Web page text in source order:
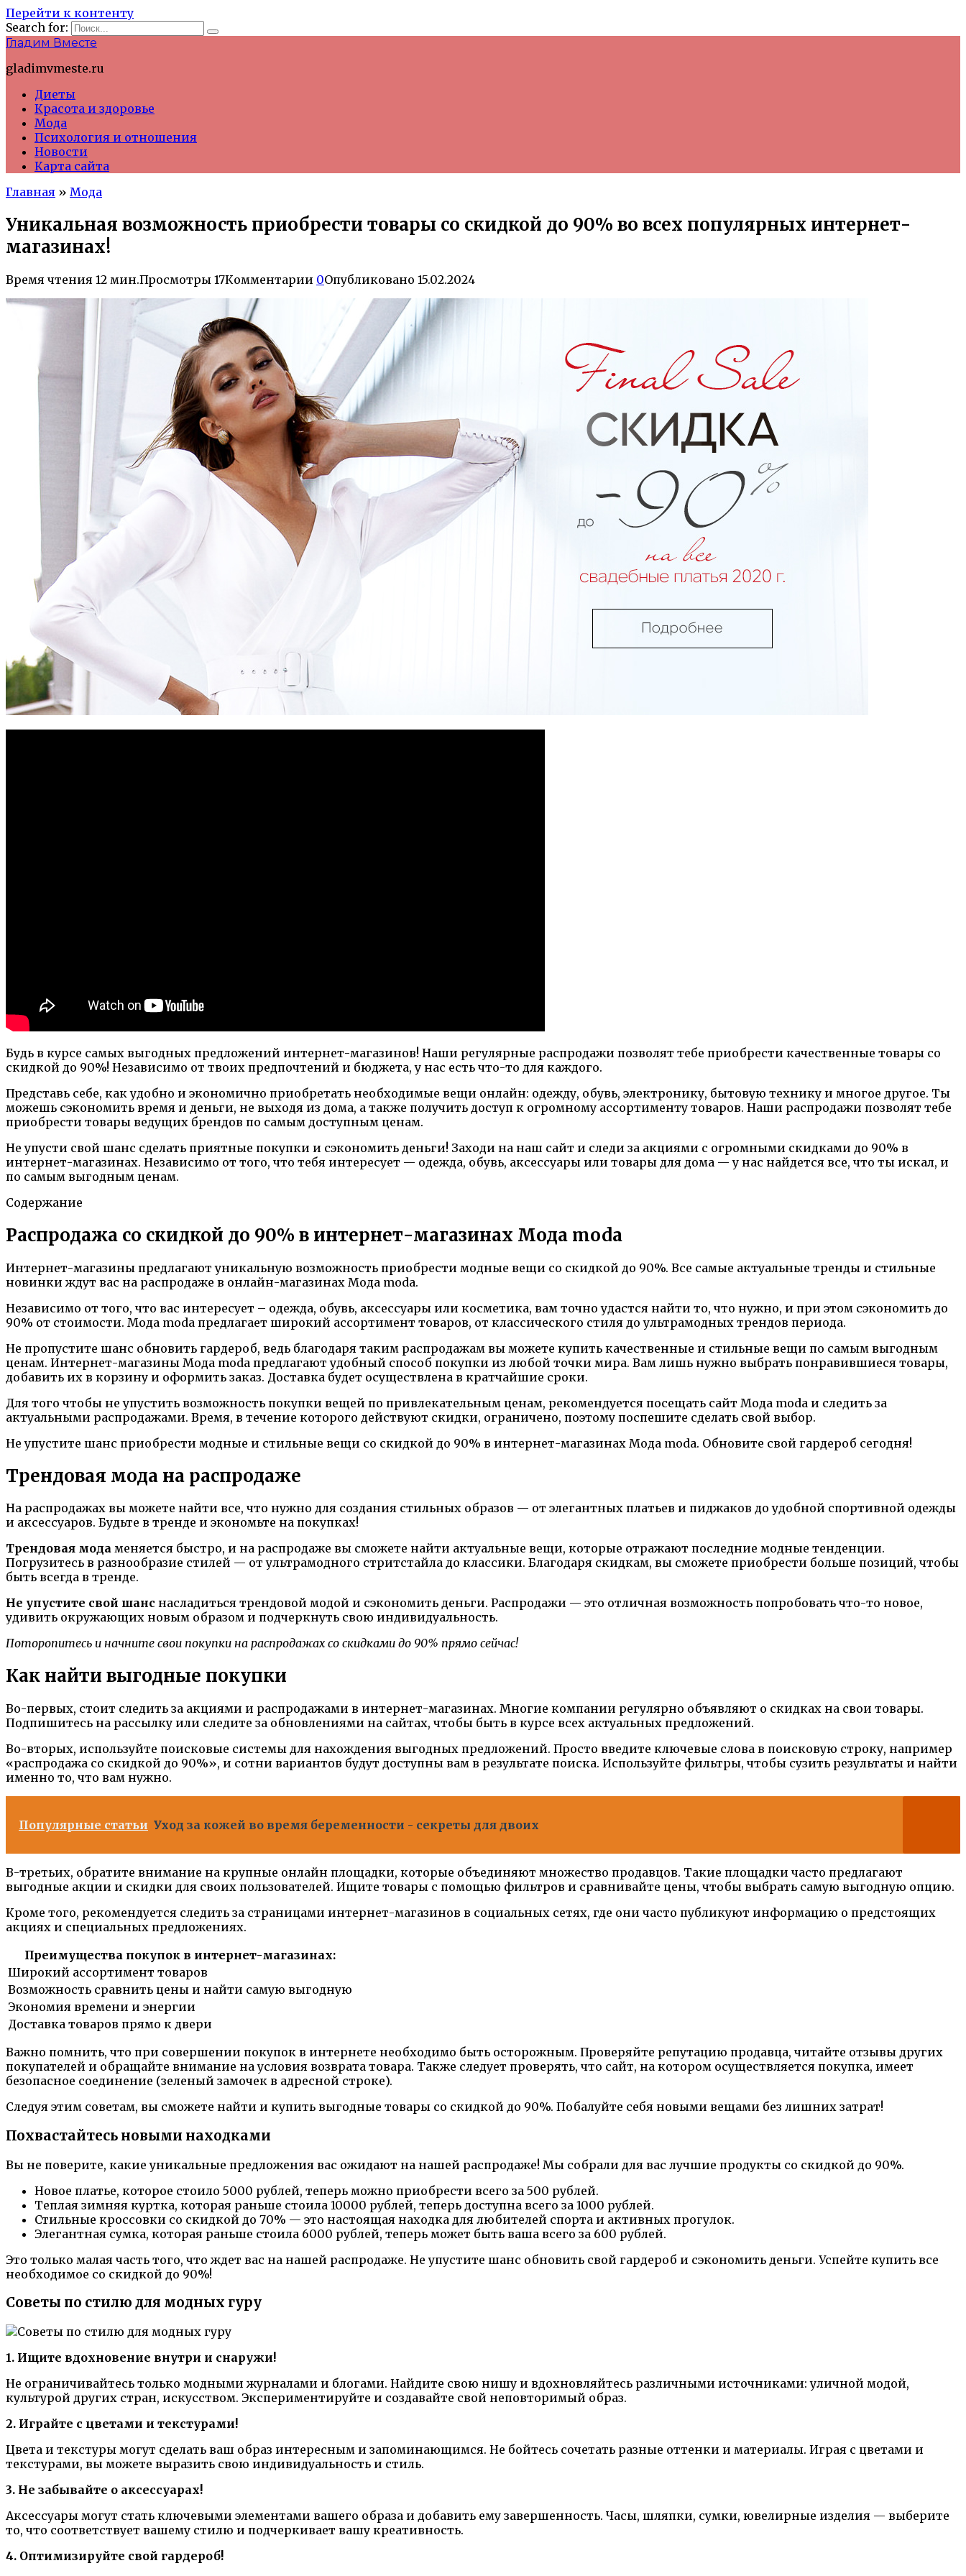
Перейти к контенту
Search for:
Гладим Вместе
gladimvmeste.ru
Диеты
Красота и здоровье
Мода
Психология и отношения
Новости
Карта сайта
Главная » Мода
Уникальная возможность приобрести товары со скидкой до 90% во всех популярных интернет-
магазинах!
Время чтения 12 мин.Просмотры 17Комментарии 0Опубликовано 15.02.2024
Будь в курсе самых выгодных предложений интернет-магазинов! Наши регулярные распродажи позволят тебе приобрести качественные товары со
скидкой до 90%! Независимо от твоих предпочтений и бюджета, у нас есть что-то для каждого.
Представь себе, как удобно и экономично приобретать необходимые вещи онлайн: одежду, обувь, электронику, бытовую технику и многое другое. Ты
можешь сэкономить время и деньги, не выходя из дома, а также получить доступ к огромному ассортименту товаров. Наши распродажи позволят тебе
приобрести товары ведущих брендов по самым доступным ценам.
Не упусти свой шанс сделать приятные покупки и сэкономить деньги! Заходи на наш сайт и следи за акциями с огромными скидками до 90% в
интернет-магазинах. Независимо от того, что тебя интересует — одежда, обувь, аксессуары или товары для дома — у нас найдется все, что ты искал, и
по самым выгодным ценам.
Содержание
Распродажа со скидкой до 90% в интернет-магазинах Мода moda
Интернет-магазины предлагают уникальную возможность приобрести модные вещи со скидкой до 90%. Все самые актуальные тренды и стильные
новинки ждут вас на распродаже в онлайн-магазинах Мода moda.
Независимо от того, что вас интересует – одежда, обувь, аксессуары или косметика, вам точно удастся найти то, что нужно, и при этом сэкономить до
90% от стоимости. Мода moda предлагает широкий ассортимент товаров, от классического стиля до ультрамодных трендов периода.
Не пропустите шанс обновить гардероб, ведь благодаря таким распродажам вы можете купить качественные и стильные вещи по самым выгодным
ценам. Интернет-магазины Мода moda предлагают удобный способ покупки из любой точки мира. Вам лишь нужно выбрать понравившиеся товары,
добавить их в корзину и оформить заказ. Доставка будет осуществлена в кратчайшие сроки.
Для того чтобы не упустить возможность покупки вещей по привлекательным ценам, рекомендуется посещать сайт Мода moda и следить за
актуальными распродажами. Время, в течение которого действуют скидки, ограничено, поэтому поспешите сделать свой выбор.
Не упустите шанс приобрести модные и стильные вещи со скидкой до 90% в интернет-магазинах Мода moda. Обновите свой гардероб сегодня!
Трендовая мода на распродаже
На распродажах вы можете найти все, что нужно для создания стильных образов — от элегантных платьев и пиджаков до удобной спортивной одежды
и аксессуаров. Будьте в тренде и экономьте на покупках!
Трендовая мода меняется быстро, и на распродаже вы сможете найти актуальные вещи, которые отражают последние модные тенденции.
Погрузитесь в разнообразие стилей — от ультрамодного стритстайла до классики. Благодаря скидкам, вы сможете приобрести больше позиций, чтобы
быть всегда в тренде.
Не упустите свой шанс насладиться трендовой модой и сэкономить деньги. Распродажи — это отличная возможность попробовать что-то новое,
удивить окружающих новым образом и подчеркнуть свою индивидуальность.
Поторопитесь и начните свои покупки на распродажах со скидками до 90% прямо сейчас!
Как найти выгодные покупки
Во-первых, стоит следить за акциями и распродажами в интернет-магазинах. Многие компании регулярно объявляют о скидках на свои товары.
Подпишитесь на рассылку или следите за обновлениями на сайтах, чтобы быть в курсе всех актуальных предложений.
Во-вторых, используйте поисковые системы для нахождения выгодных предложений. Просто введите ключевые слова в поисковую строку, например
«распродажа со скидкой до 90%», и сотни вариантов будут доступны вам в результате поиска. Используйте фильтры, чтобы сузить результаты и найти
именно то, что вам нужно.
Популярные статьи Уход за кожей во время беременности - секреты для двоих
В-третьих, обратите внимание на крупные онлайн площадки, которые объединяют множество продавцов. Такие площадки часто предлагают
выгодные акции и скидки для своих пользователей. Ищите товары с помощью фильтров и сравнивайте цены, чтобы выбрать самую выгодную опцию.
Кроме того, рекомендуется следить за страницами интернет-магазинов в социальных сетях, где они часто публикуют информацию о предстоящих
акциях и специальных предложениях.
Преимущества покупок в интернет-магазинах:
Широкий ассортимент товаров
Возможность сравнить цены и найти самую выгодную
Экономия времени и энергии
Доставка товаров прямо к двери
Важно помнить, что при совершении покупок в интернете необходимо быть осторожным. Проверяйте репутацию продавца, читайте отзывы других
покупателей и обращайте внимание на условия возврата товара. Также следует проверять, что сайт, на котором осуществляется покупка, имеет
безопасное соединение (зеленый замочек в адресной строке).
Следуя этим советам, вы сможете найти и купить выгодные товары со скидкой до 90%. Побалуйте себя новыми вещами без лишних затрат!
Похвастайтесь новыми находками
Вы не поверите, какие уникальные предложения вас ожидают на нашей распродаже! Мы собрали для вас лучшие продукты со скидкой до 90%.
Новое платье, которое стоило 5000 рублей, теперь можно приобрести всего за 500 рублей.
Теплая зимняя куртка, которая раньше стоила 10000 рублей, теперь доступна всего за 1000 рублей.
Стильные кроссовки со скидкой до 70% — это настоящая находка для любителей спорта и активных прогулок.
Элегантная сумка, которая раньше стоила 6000 рублей, теперь может быть ваша всего за 600 рублей.
Это только малая часть того, что ждет вас на нашей распродаже. Не упустите шанс обновить свой гардероб и сэкономить деньги. Успейте купить все
необходимое со скидкой до 90%!
Советы по стилю для модных гуру
1. Ищите вдохновение внутри и снаружи!
Не ограничивайтесь только модными журналами и блогами. Найдите свою нишу и вдохновляйтесь различными источниками: уличной модой,
культурой других стран, искусством. Экспериментируйте и создавайте свой неповторимый образ.
2. Играйте с цветами и текстурами!
Цвета и текстуры могут сделать ваш образ интересным и запоминающимся. Не бойтесь сочетать разные оттенки и материалы. Играя с цветами и
текстурами, вы можете выразить свою индивидуальность и стиль.
3. Не забывайте о аксессуарах!
Аксессуары могут стать ключевыми элементами вашего образа и добавить ему завершенность. Часы, шляпки, сумки, ювелирные изделия — выберите
то, что соответствует вашему стилю и подчеркивает вашу креативность.
4. Оптимизируйте свой гардероб!